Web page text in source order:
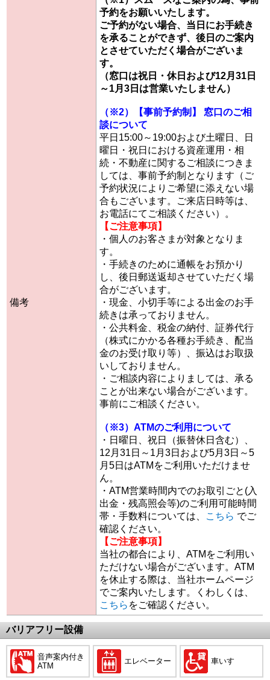
備考
予約をお願いいたします。
ご予約がない場合、当日にお手続き
を承ることができず、後日のご案内
とさせていただく場合がございま
す。
（窓口は祝日・休日および12月31日
～1月3日は営業いたしません）
（※2）【事前予約制】 窓口のご相
談について
平日15:00～19:00および土曜日、日
曜日・祝日における資産運用・相
続・不動産に関するご相談につきま
しては、事前予約制となります（ご
予約状況によりご希望に添えない場
合もございます。ご来店日時等は、
お電話にてご相談ください）。
【ご注意事項】
・個人のお客さまが対象となりま
す。
・手続きのために通帳をお預かり
し、後日郵送返却させていただく場
合がございます。
・現金、小切手等による出金のお手
続きは承っておりません。
・公共料金、税金の納付、証券代行
（株式にかかる各種お手続き、配当
金のお受け取り等）、振込はお取扱
いしておりません。
・ご相談内容によりましては、承る
ことが出来ない場合がございます。
事前にご相談ください。
（※3）ATMのご利用について
・日曜日、祝日（振替休日含む）、
12月31日～1月3日および5月3日～5
月5日はATMをご利用いただけませ
ん。
・ATM営業時間内でのお取引ごと(入
出金・残高照会等)のご利用可能時間
帯・手数料については、
こちら でご
確認ください。
【ご注意事項】
当社の都合により、ATMをご利用い
ただけない場合がございます。ATM
を休止する際は、当社ホームページ
でご案内いたします。くわしくは、
こちら をご確認ください。
バリアフリー設備
音声案内付き
ATM
エレベーター 車いす